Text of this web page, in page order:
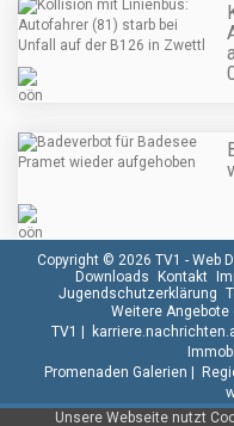
Unsere Webseite nutzt
Copyright © 2026 TV1 - Web
Downloads Kontakt
Jugendschutzerklärung
Weitere
TV1 |
Promenaden Galerien |